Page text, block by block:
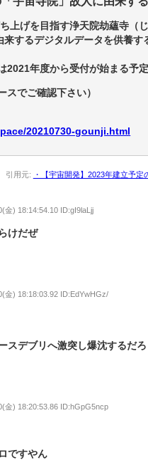
上げを目指す浄天院劫蘊寺（
来するデジタルデータを供養
2021年度から受付が始まる予定
スでご確認下さい）
20210730-gounji.html
引用元: ・【宇宙開発】2023年建立予
金) 18:14:54.10 ID:gI9laLjj
けだぜ
金) 18:18:03.92 ID:EdYwHGz/
スデブリへ激突し爆沈するだろ
金) 18:20:53.86 ID:hGpG5ncp
ですやん